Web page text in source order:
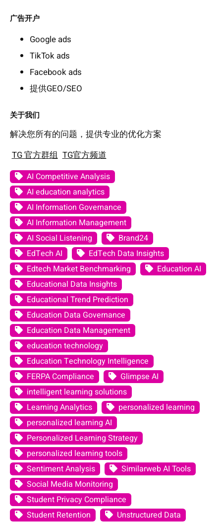
广告开户
Google ads
TikTok ads
Facebook ads
提供GEO/SEO
关于我们
解决您所有的问题，提供专业的优化方案
TG 官方群组 TG官方频道
AI Competitive Analysis
AI education analytics
AI Information Governance
AI Information Management
AI Social Listening
Brand24
EdTech AI
EdTech Data Insights
Edtech Market Benchmarking
Education AI
Educational Data Insights
Educational Trend Prediction
Education Data Governance
Education Data Management
education technology
Education Technology Intelligence
FERPA Compliance
Glimpse AI
intelligent learning solutions
Learning Analytics
personalized learning
personalized learning AI
Personalized Learning Strategy
personalized learning tools
Sentiment Analysis
Similarweb AI Tools
Social Media Monitoring
Student Privacy Compliance
Student Retention
Unstructured Data